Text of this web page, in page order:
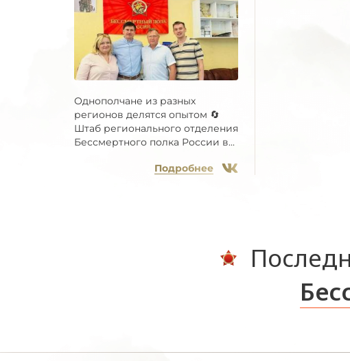
Однополчане из разных
регионов делятся опытом 🔄
Штаб регионального отделения
Бессмертного полка России в...
Подробнее